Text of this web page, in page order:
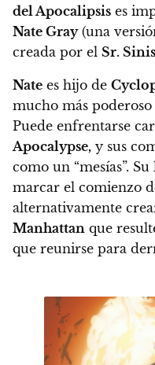
del Apocalipsis es
Nate Gray(una
creada por el Sr.
Nate es hijo de
mucho más poderoso
Puede enfrentarse
Apocalypse, y sus
como un “mesías”. Su
marcar el comienzo
alternativamente
Manhattan que
que reunirse para